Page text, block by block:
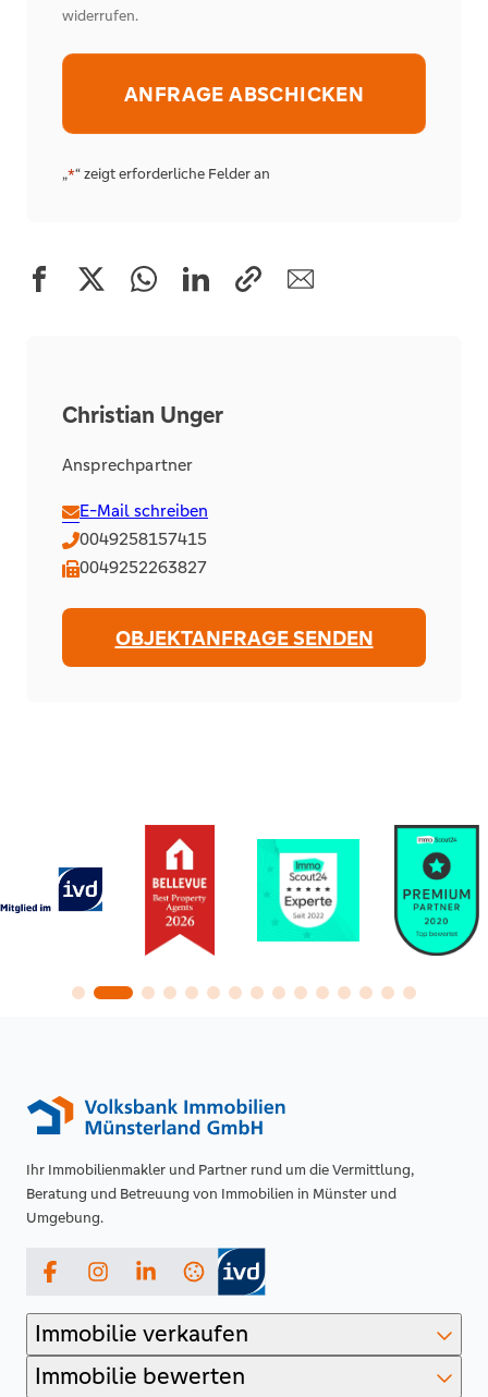
„*“ zeigt erforderliche Felder an
widerrufen.
Alternative:
Christian Unger
Ansprechpartner
E-Mail schreiben
0049258157415
0049252263827
OBJEKTANFRAGE SENDEN
Ihr Immobilienmakler und Partner rund um die Vermittlung,
Beratung und Betreuung von Immobilien in Münster und
Umgebung.
FacebookInstagramLinkedIn
Immobilie verkaufen
Immobilie bewerten